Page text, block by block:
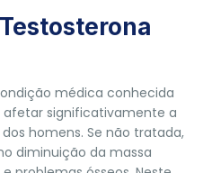
médica conhecida
significativamente a
homens. Se não tratada,
diminuição da massa